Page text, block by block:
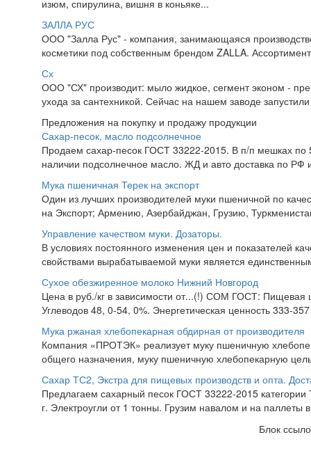
изюм, спирулина, вишня в коньяке...
ЗАЛЛА РУС
ООО "Залла Рус" - компания, занимающаяся
косметики под собственным брендом ZALLA.
Сх
ООО "СХ" производит: мыло жидкое, сегмент эконом -
ухода за сантехникой. Сейчас на нашем заводе
Предложения на покупку и продажу продукции
Сахар-песок, масло подсолнечное
Продаем сахар-песок ГОСТ 33222-2015. В п/п мешках по
наличии подсолнечное масло. ЖД и авто доставка по
Мука пшеничная Терек на экспорт
Один из лучших производителей муки пшеничной по
на Экспорт; Армению, Азербайджан, Грузию,
Управление качеством муки. Дозаторы.
В условиях постоянного изменения цен и показателей
свойствами вырабатываемой муки является
Сухое обезжиренное молоко Нижний Новгород
Цена в руб./кг в зависимости от...(!) СОМ ГОСТ: Пищевая
Углеводов 48, 0-54, 0%. Энергетическая ценность 333-
Мука ржаная хлебопекарная обдирная от производителя
Компания «ПРОТЭК» реализует муку пшеничную
общего назначения, муку пшеничную хлебопекарную
Сахар ТС2, Экстра для пищевых производств и опта.
Предлагаем сахарный песок ГОСТ 33222-2015
г. Электроугли от 1 тонны. Грузим навалом и на паллеты
Блок